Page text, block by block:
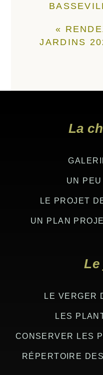
«
JARDINS
La
UN PEU
LE PROJET
UN PLAN
Le
LE VERGER
LES
CONSERVER LES
RÉPERTOIRE